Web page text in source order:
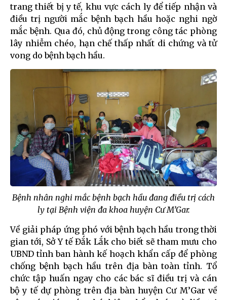
trang thiết bị y tế, khu vực cách ly để tiếp nhận và
điều trị người mắc bệnh bạch hầu hoặc nghi ngờ
mắc bệnh. Qua đó, chủ động trong công tác phòng
lây nhiễm chéo, hạn chế thấp nhất di chứng và tử
vong do bệnh bạch hầu.
Bệnh nhân nghi mắc bệnh bạch hầu đang điều trị cách
ly tại Bệnh viện đa khoa huyện Cư M’Gar.
Về giải pháp ứng phó với bệnh bạch hầu trong thời
gian tới, Sở Y tế Đắk Lắk cho biết sẽ tham mưu cho
UBND tỉnh ban hành kế hoạch khẩn cấp để phòng
chống bệnh bạch hầu trên địa bàn toàn tỉnh. Tổ
chức tập huấn ngay cho các bác sĩ điều trị và cán
bộ y tế dự phòng trên địa bàn huyện Cư M’Gar về